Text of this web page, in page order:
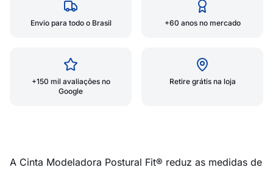
Envio para todo o Brasil +60 anos no mercado
+150 mil avaliações no
Google
Retire grátis na loja
A Cinta Modeladora Postural Fit® reduz as medidas de